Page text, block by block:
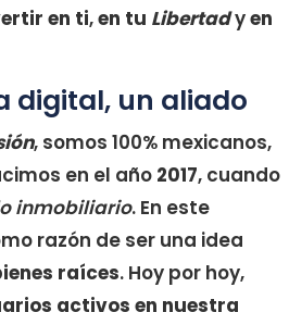
en ti,en tu Libertadyen
digital, un aliado
, somos 100% mexicanos,
en el año 2017, cuando
inmobiliario. En este
razón de ser una idea
raíces. Hoy por hoy,
activos en nuestra